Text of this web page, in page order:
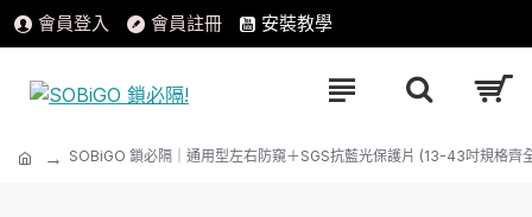
會員登入 會員註冊 安裝教學
SOBiGO 鎖必隔｜通用型左右防窺＋SGS抗藍光保護片 (13-43吋規格